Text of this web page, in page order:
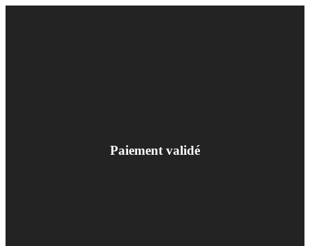
Paiement validé